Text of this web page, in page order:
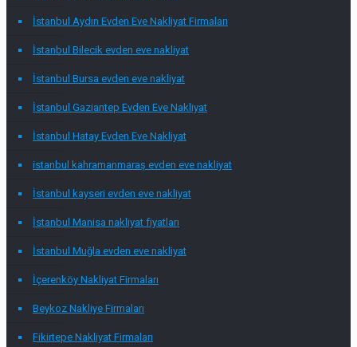
İstanbul Aydın Evden Eve Nakliyat Firmaları
İstanbul Bilecik evden eve nakliyat
İstanbul Bursa evden eve nakliyat
İstanbul Gaziantep Evden Eve Nakliyat
İstanbul Hatay Evden Eve Nakliyat
istanbul kahramanmaraş evden eve nakliyat
İstanbul kayseri evden eve nakliyat
İstanbul Manisa nakliyat fiyatları
İstanbul Muğla evden eve nakliyat
İçerenköy Nakliyat Firmaları
Beykoz Nakliye Firmaları
Fikirtepe Nakliyat Firmaları